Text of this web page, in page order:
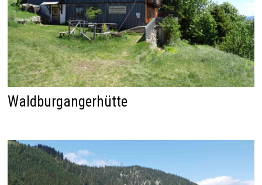
Waldburgangerhütte